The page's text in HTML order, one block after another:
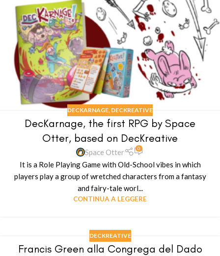
DECKARNAGE DECKREATIVE
DecKarnage, the first RPG by Space
Otter, based on DecKreative
Space Otter 0
It is a Role Playing Game with Old-School vibes in which
players play a group of wretched characters from a fantasy
and fairy-tale worl...
CONTINUA A LEGGERE
DECKREATIVE
Francis Green alla Congrega del Dado